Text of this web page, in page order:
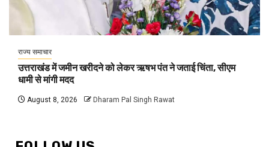
राज्य समाचार
उत्तराखंड में जमीन खरीदने को लेकर ऋषभ पंत ने जताई चिंता, सीएम
धामी से मांगी मदद
August 8, 2026 Dharam Pal Singh Rawat